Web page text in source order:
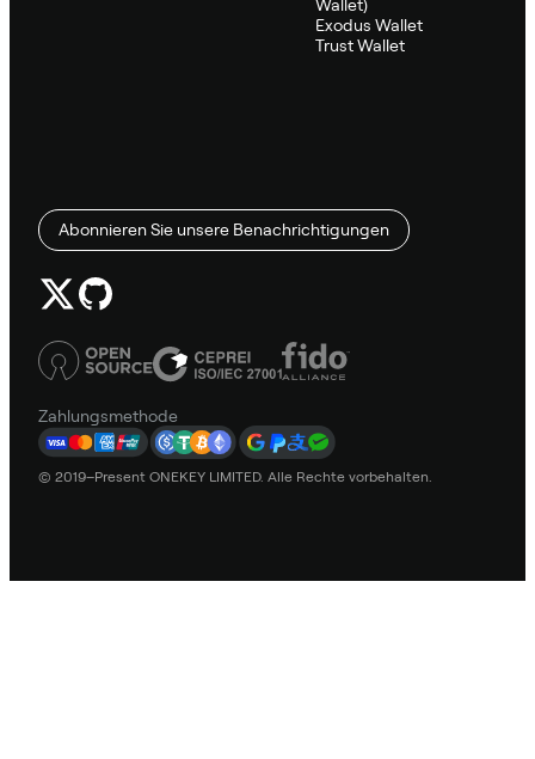
Wallet)
Exodus Wallet
Trust Wallet
Abonnieren Sie unsere Benachrichtigungen
Zahlungsmethode
© 2019–Present ONEKEY LIMITED. Alle Rechte vorbehalten.